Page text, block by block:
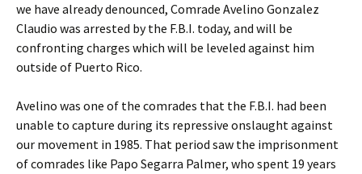
we have already denounced, Comrade Avelino Gonzalez
Claudio was arrested by the F.B.I. today, and will be
confronting charges which will be leveled against him
outside of Puerto Rico.
Avelino was one of the comrades that the F.B.I. had been
unable to capture during its repressive onslaught against
our movement in 1985. That period saw the imprisonment
of comrades like Papo Segarra Palmer, who spent 19 years